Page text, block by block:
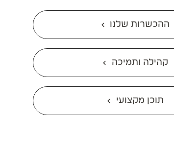
ההכשרות שלנו
קהילה ותמיכה
תוכן מקצועי